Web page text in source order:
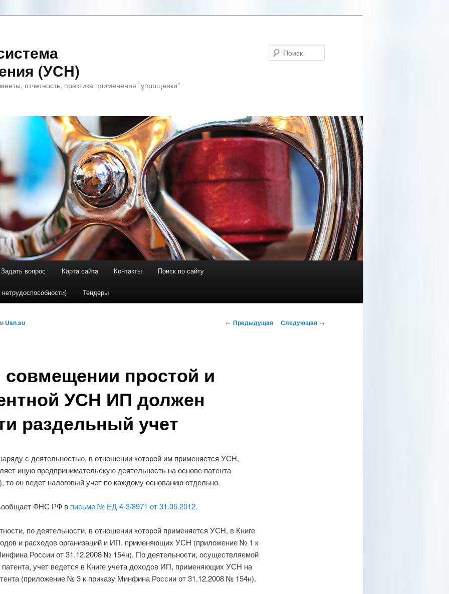
(УСН)
отчетность, практика применения "упрощенки"
содержимому
Задать вопрос Карта сайта Контакты Поиск по сайту
Тендеры
Навигация по записям
← Предыдущая Следующая →
простой и
УСН ИП должен
раздельный учет
Usn.su
с деятельностью, в отношении которой им применяется УСН,
иную предпринимательскую деятельность на основе патента
то он ведет налоговый учет по каждому основанию отдельно.
ФНС РФ в письме № ЕД-4-3/8971 от 31.05.2012.
по деятельности, в отношении которой применяется УСН, в Книге
и расходов организаций и ИП, применяющих УСН (приложение № 1 к
России от 31.12.2008 № 154н). По деятельности, осуществляемой
патента, учет ведется в Книге учета доходов ИП, применяющих УСН на
(приложение № 3 к приказу Минфина России от 31.12.2008 № 154н).